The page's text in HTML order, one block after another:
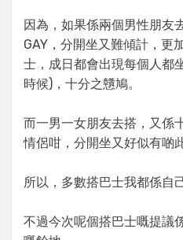
因為，如果係兩個男性朋友
GAY，分開坐又難傾計，更
士，成日都會出現每個人都
時候)，十分之戇鳩。
而一男一女朋友去搭，又係
情侶咁，分開坐又好似有啲
所以，多數搭巴士我都係自
不過今次呢個搭巴士嘅提議